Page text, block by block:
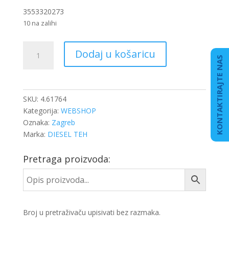
3553320273
10 na zalihi
MATICE
Dodaj u košaricu
SKU: 4.61764
Kategorija: WEBSHOP
Oznaka: Zagreb
Marka: DIESEL TEH
Pretraga proizvoda:
Broj u pretraživaču upisivati bez razmaka.
KONTAKTIRAJTE NAS